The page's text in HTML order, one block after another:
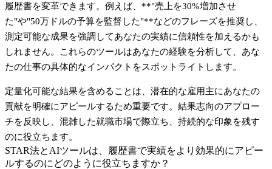
履歴書を変革できます。例えば、**"売上を30%増加させ
た"や"50万ドルの予算を監督した"**などのフレーズを推奨し、
測定可能な成果を強調してあなたの実績に信頼性を加えるかも
しれません。これらのツールはあなたの経験を分析して、あな
たの仕事の具体的なインパクトをスポットライトします。
定量化可能な結果を含めることは、潜在的な雇用主にあなたの
貢献を明確にアピールするため重要です。結果志向のアプロー
チを反映し、混雑した就職市場で際立ち、持続的な印象を残す
のに役立ちます。
STAR法とAIツールは、履歴書で実績をより効果的にアピー
ルするのにどのように役立ちますか？